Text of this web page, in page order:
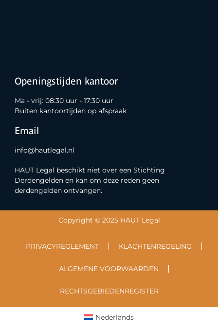
Openingstijden kantoor
Ma - vrij: 08:30 uur - 17:30 uur
Buiten kantoortijden op afspraak
Email
info@hautlegal.nl
HAUT Legal beschikt niet over een Stichting
Derdengelden en kan om deze reden geen
derdengelden ontvangen.
Copyright © 2025 HAUT Legal
PRIVACYREGLEMENT KLACHTENREGELING
ALGEMENE VOORWAARDEN
RECHTSGEBIEDENREGISTER
Nederlands